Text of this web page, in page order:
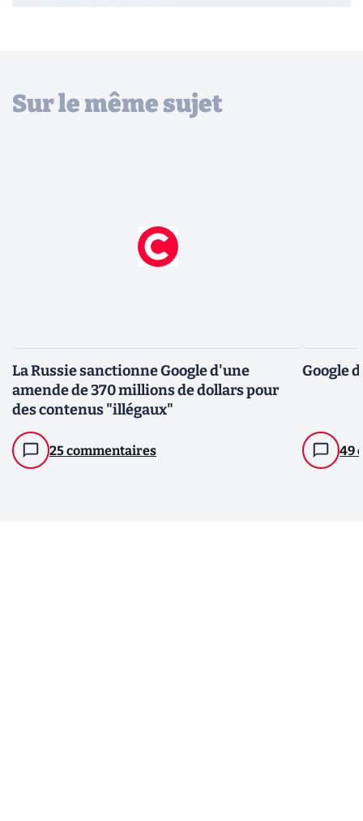
Sur le même sujet
La Russie sanctionne Google d'une
amende de 370 millions de dollars pour
des contenus "illégaux"
25 commentaires
Google
49